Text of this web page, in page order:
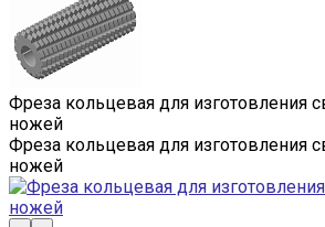
Фреза кольцевая для изготовления
ножей
Фреза кольцевая для изготовления
ножей